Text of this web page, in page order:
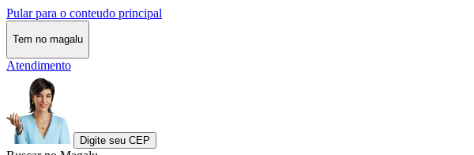
Pular para o conteudo principal
Tem no magalu
Atendimento
Digite seu CEP